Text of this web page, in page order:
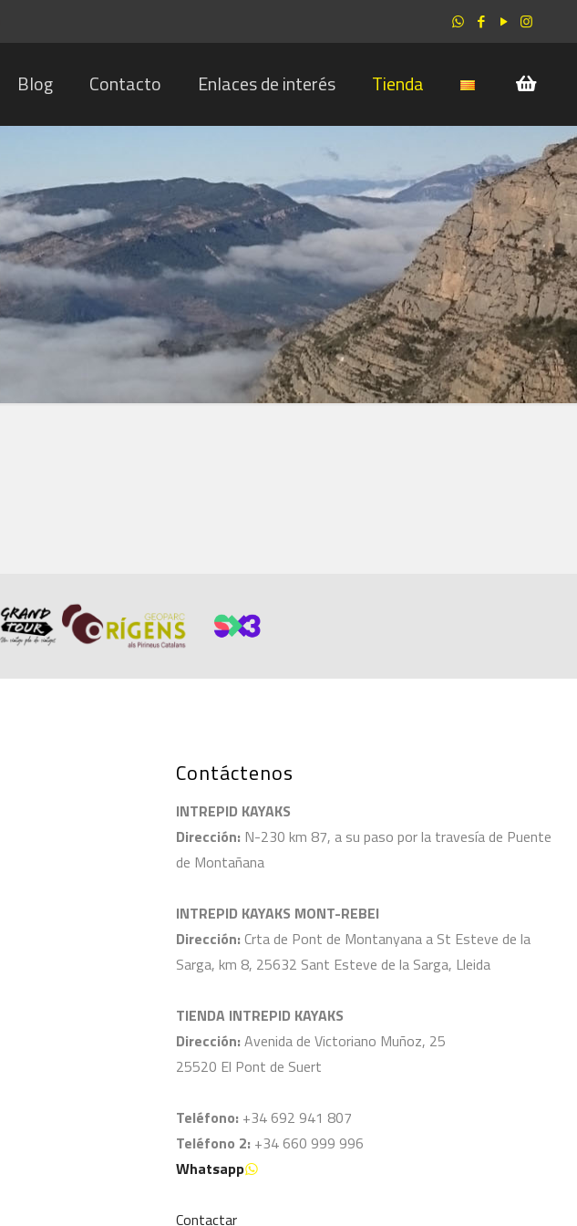
Blog Contacto Enlaces de interés Tienda
Contáctenos
INTREPID KAYAKS
Dirección: N-230 km 87, a su paso por la travesía de Puente
de Montañana
INTREPID KAYAKS MONT-REBEI
Dirección: Crta de Pont de Montanyana a St Esteve de la
Sarga, km 8, 25632 Sant Esteve de la Sarga, Lleida
TIENDA INTREPID KAYAKS
Dirección: Avenida de Victoriano Muñoz, 25
25520 El Pont de Suert
Teléfono: +34 692 941 807
Teléfono 2: +34 660 999 996
Whatsapp
Contactar